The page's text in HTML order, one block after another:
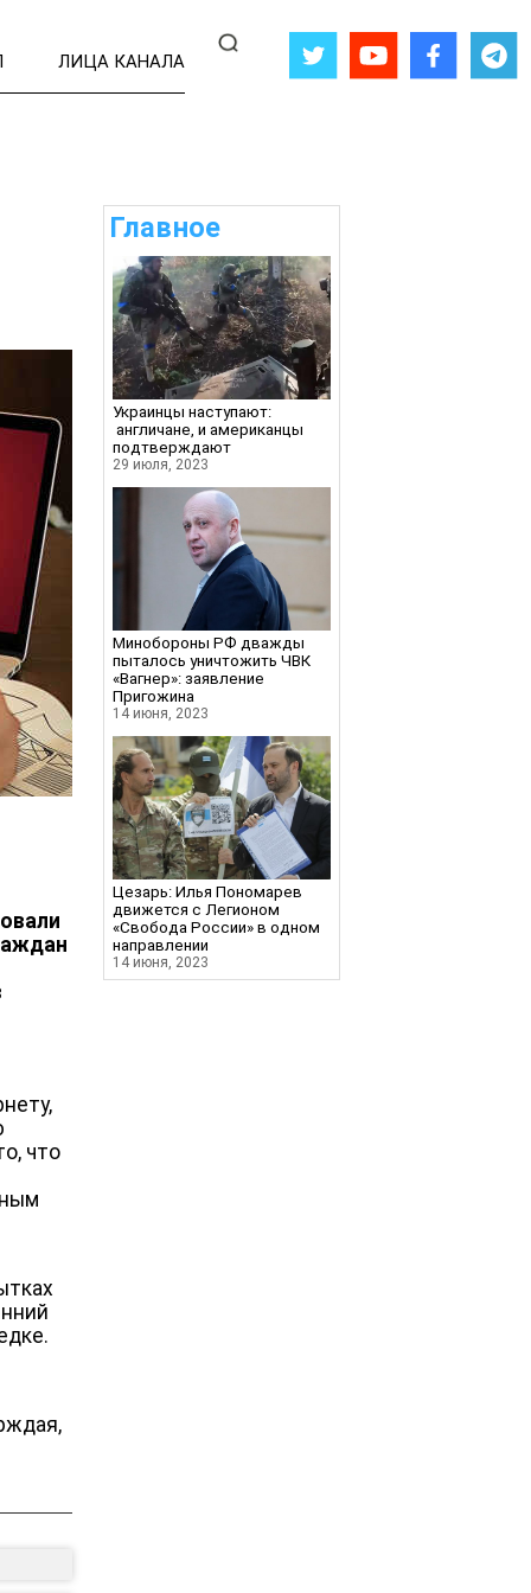
ЛИЦА КАНАЛА
что
Главное
Украинцы наступают:
англичане, и американцы
подтверждают
29 июля, 2023
Минобороны РФ дважды
пыталось уничтожить ЧВК
«Вагнер»: заявление
Пригожина
14 июня, 2023
Цезарь: Илья Пономарев
движется с Легионом
«Свобода России» в одном
направлении
14 июня, 2023